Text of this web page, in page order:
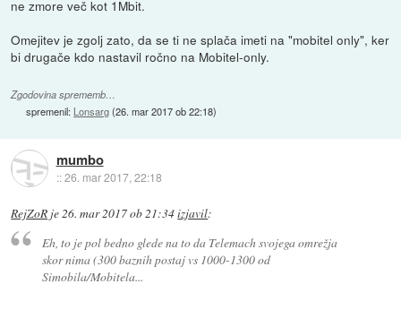
ne zmore več kot 1Mbit.
Omejitev je zgolj zato, da se ti ne splača imeti na "mobitel only", ker
bi drugače kdo nastavil ročno na Mobitel-only.
Zgodovina sprememb…
spremenil: Lonsarg(26. mar 2017 ob 22:18)
mumbo
::26. mar 2017, 22:18
RejZoR je 26. mar 2017 ob 21:34izjavil:
Eh, to je pol bedno glede na to da Telemach svojega omrežja
skor nima (300 baznih postaj vs 1000-1300 od
Simobila/Mobitela...